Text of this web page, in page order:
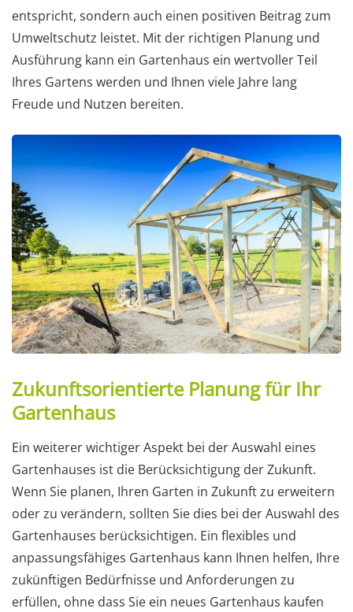
entspricht, sondern auch einen positiven Beitrag zum
Umweltschutz leistet. Mit der richtigen Planung und
Ausführung kann ein Gartenhaus ein wertvoller Teil
Ihres Gartens werden und Ihnen viele Jahre lang
Freude und Nutzen bereiten.
Zukunftsorientierte Planung für Ihr
Gartenhaus
Ein weiterer wichtiger Aspekt bei der Auswahl eines
Gartenhauses ist die Berücksichtigung der Zukunft.
Wenn Sie planen, Ihren Garten in Zukunft zu erweitern
oder zu verändern, sollten Sie dies bei der Auswahl des
Gartenhauses berücksichtigen. Ein flexibles und
anpassungsfähiges Gartenhaus kann Ihnen helfen, Ihre
zukünftigen Bedürfnisse und Anforderungen zu
erfüllen, ohne dass Sie ein neues Gartenhaus kaufen